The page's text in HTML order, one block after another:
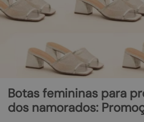
Botas femininas para
dos namorados: